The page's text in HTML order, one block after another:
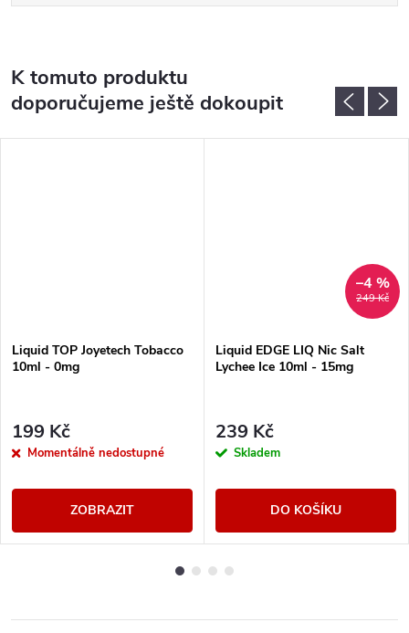
K tomuto produktu
doporučujeme ještě dokoupit
Liquid TOP Joyetech Tobacco
10ml - 0mg
199 Kč
Momentálně nedostupné
ZOBRAZIT
249 Kč
–4 %
Liquid EDGE LIQ Nic Salt
Lychee Ice 10ml - 15mg
239 Kč
Skladem
DO KOŠÍKU